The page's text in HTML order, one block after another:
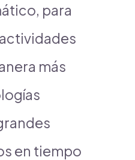
para
más
en tiempo